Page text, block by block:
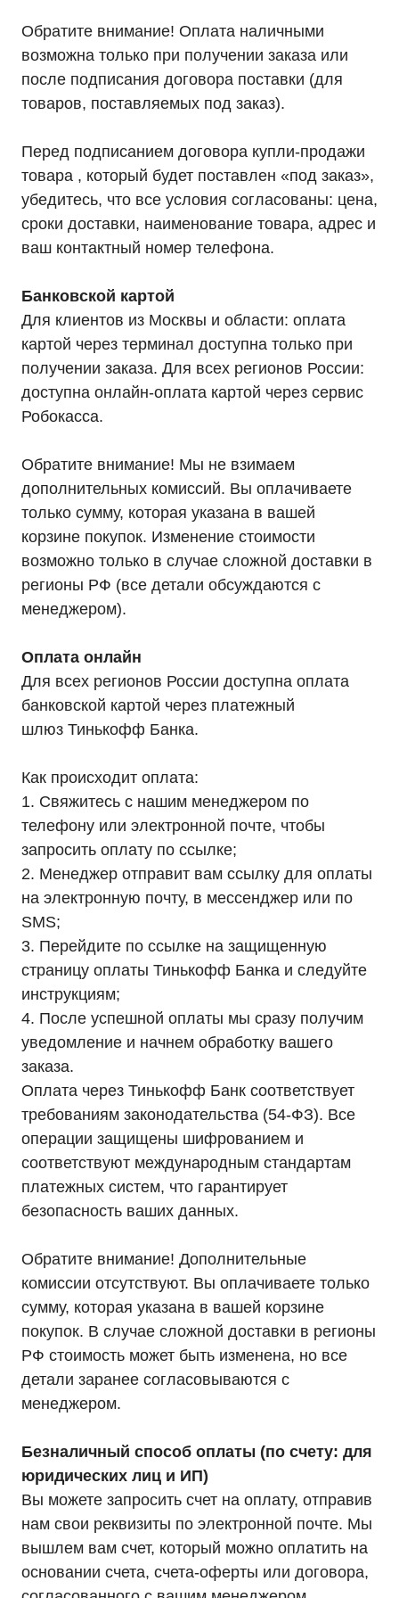
Обратите внимание! Оплата наличными
возможна только при получении заказа или
после подписания договора поставки (для
товаров, поставляемых под заказ).
Перед подписанием договора купли-продажи
товара , который будет поставлен «под заказ»,
убедитесь, что все условия согласованы: цена,
сроки доставки, наименование товара, адрес и
ваш контактный номер телефона.
Банковской картой
Для клиентов из Москвы и области: оплата
картой через терминал доступна только при
получении заказа. Для всех регионов России:
доступна онлайн-оплата картой через сервис
Робокасса.
Обратите внимание! Мы не взимаем
дополнительных комиссий. Вы оплачиваете
только сумму, которая указана в вашей
корзине покупок. Изменение стоимости
возможно только в случае сложной доставки в
регионы РФ (все детали обсуждаются с
менеджером).
Оплата онлайн
Для всех регионов России доступна оплата
банковской картой через платежный
шлюз Тинькофф Банка.
Как происходит оплата:
1. Свяжитесь с нашим менеджером по
телефону или электронной почте, чтобы
запросить оплату по ссылке;
2. Менеджер отправит вам ссылку для оплаты
на электронную почту, в мессенджер или по
SMS;
3. Перейдите по ссылке на защищенную
страницу оплаты Тинькофф Банка и следуйте
инструкциям;
4. После успешной оплаты мы сразу получим
уведомление и начнем обработку вашего
заказа.
Оплата через Тинькофф Банк соответствует
требованиям законодательства (54-ФЗ). Все
операции защищены шифрованием и
соответствуют международным стандартам
платежных систем, что гарантирует
безопасность ваших данных.
Обратите внимание! Дополнительные
комиссии отсутствуют. Вы оплачиваете только
сумму, которая указана в вашей корзине
покупок. В случае сложной доставки в регионы
РФ стоимость может быть изменена, но все
детали заранее согласовываются с
менеджером.
Безналичный способ оплаты (по счету: для
юридических лиц и ИП)
Вы можете запросить счет на оплату, отправив
нам свои реквизиты по электронной почте. Мы
вышлем вам счет, который можно оплатить на
основании счета, счета-оферты или договора,
Мы являемся
официальным
дилером «HIDEN"
Телефон:
8 (800) 444-75-17 info@ibp-hiden.ru
Оставьте заявку на подбор ИБП
и наши менеджеры помогут вам
подобрать подходящий вариант
Оставить заявку